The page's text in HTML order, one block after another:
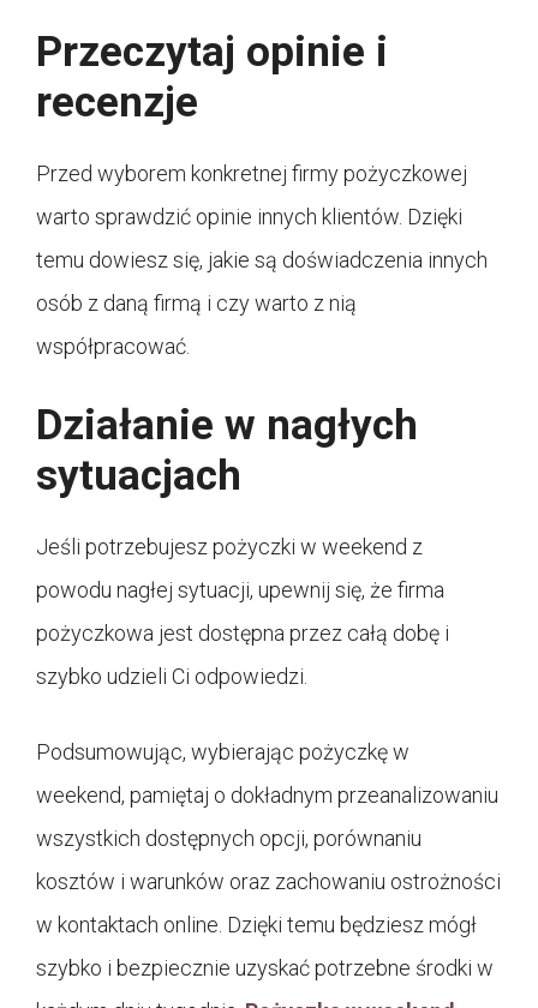
Przeczytaj opinie i
recenzje
Przed wyborem konkretnej firmy pożyczkowej
warto sprawdzić opinie innych klientów. Dzięki
temu dowiesz się, jakie są doświadczenia innych
osób z daną firmą i czy warto z nią
współpracować.
Działanie w nagłych
sytuacjach
Jeśli potrzebujesz pożyczki w weekend z
powodu nagłej sytuacji, upewnij się, że firma
pożyczkowa jest dostępna przez całą dobę i
szybko udzieli Ci odpowiedzi.
Podsumowując, wybierając pożyczkę w
weekend, pamiętaj o dokładnym przeanalizowaniu
wszystkich dostępnych opcji, porównaniu
kosztów i warunków oraz zachowaniu ostrożności
w kontaktach online. Dzięki temu będziesz mógł
szybko i bezpiecznie uzyskać potrzebne środki w